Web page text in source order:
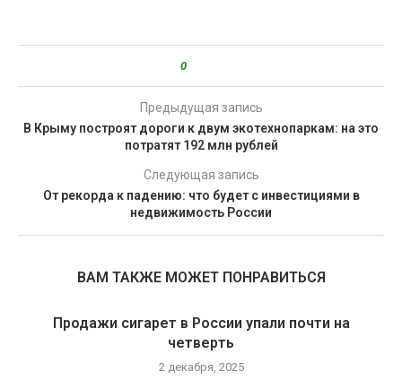
0
Предыдущая запись
В Крыму построят дороги к двум экотехнопаркам: на это
потратят 192 млн рублей
Следующая запись
От рекорда к падению: что будет с инвестициями в
недвижимость России
ВАМ ТАКЖЕ МОЖЕТ ПОНРАВИТЬСЯ
Продажи сигарет в России упали почти на
четверть
2 декабря, 2025